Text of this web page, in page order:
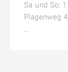
Sa und So:
Plagenweg
…